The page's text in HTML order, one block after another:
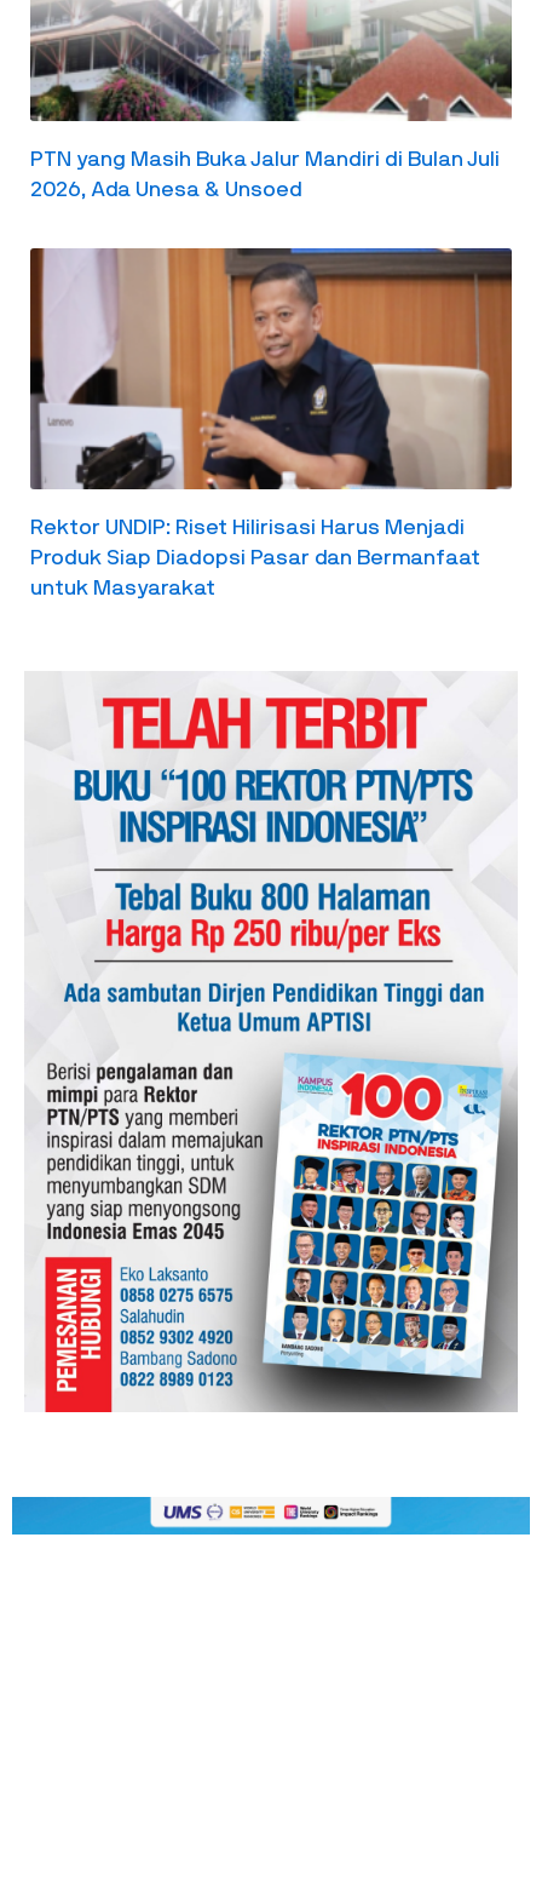
PTN yang Masih Buka Jalur Mandiri di Bulan Juli
2026, Ada Unesa & Unsoed
Rektor UNDIP: Riset Hilirisasi Harus Menjadi
Produk Siap Diadopsi Pasar dan Bermanfaat
untuk Masyarakat